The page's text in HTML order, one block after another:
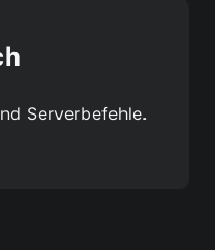
Serverbefehle.